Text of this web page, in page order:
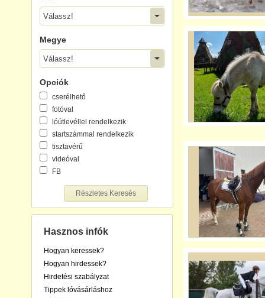
Válassz!
Megye
Válassz!
Opciók
cserélhető
fotóval
lóútlevéllel rendelkezik
startszámmal rendelkezik
tisztavérű
videóval
FB
Részletes Keresés
Hasznos infók
Hogyan keressek?
Hogyan hirdessek?
Hirdetési szabályzat
Tippek lóvásárláshoz